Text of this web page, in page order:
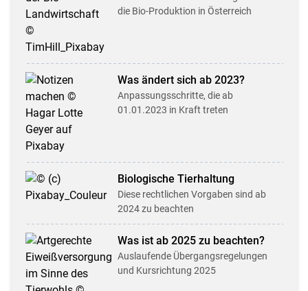
die Bio-Produktion in Österreich
Was ändert sich ab 2023?
Anpassungsschritte, die ab
01.01.2023 in Kraft treten
Biologische Tier­haltung
Diese rechtlichen Vorgaben sind ab
2024 zu beachten
Was ist ab 2025 zu beachten?
Auslaufende Übergangs­regel­ungen
und Kursrichtung 2025